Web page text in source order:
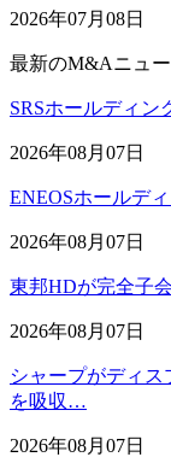
2026年07月08日
最新のM&Aニュ
SRSホールディ
2026年08月07日
ENEOSホールデ
2026年08月07日
東邦HDが完全子
2026年08月07日
シャープがディ
を吸収…
2026年08月07日